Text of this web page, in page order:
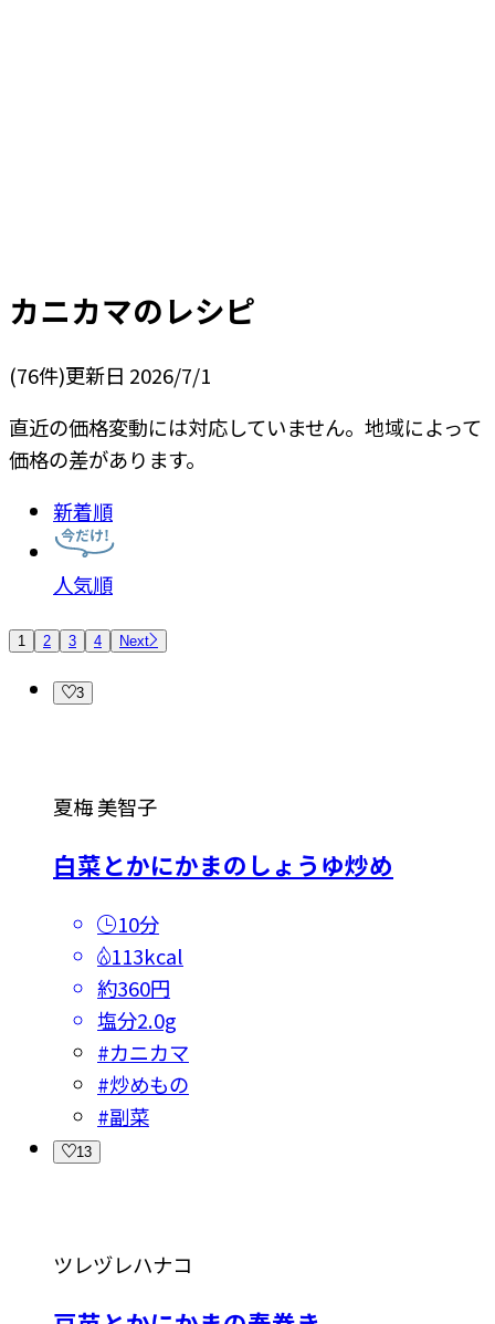
カニカマのレシピ
(76件)更新日 2026/7/1
直近の価格変動には対応していません。地域によって
価格の差があります。
新着順
人気順
1 2 3 4 Next
3
夏梅 美智子
白菜とかにかまのしょうゆ炒め
10分
113kcal
約360円
塩分2.0g
#カニカマ
#炒めもの
#副菜
13
ツレヅレハナコ